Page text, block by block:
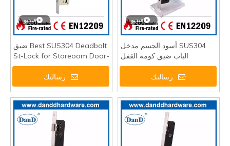
فيديو
Best SUS304 Deadbolt ضيق
St-Lock for Storeoom Door-
ddml023
رسالتك
فيديو
SUS304 أسود الجسم مدخل
الباب ضيق كومة القفل
DDML021-3085
رسالتك